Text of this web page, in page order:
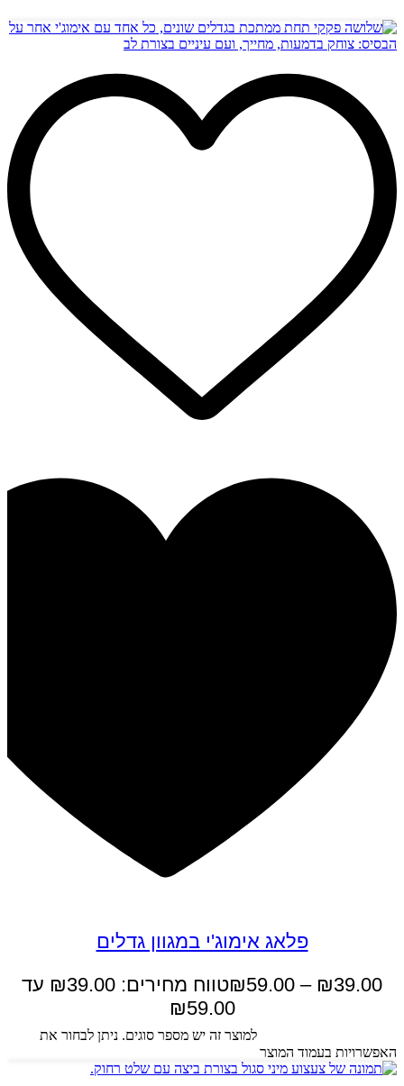
פלאג אימוג'י במגוון גדלים
₪39.00
–
₪59.00
טווח מחירים: ⁦₪39.00⁩ עד
⁦₪59.00⁩
למוצר זה יש מספר סוגים. ניתן לבחור את
האפשרויות בעמוד המוצר